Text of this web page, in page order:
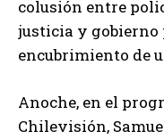
colusión entre
justicia y
encubrimiento de
Anoche, en el
Chilevisión,